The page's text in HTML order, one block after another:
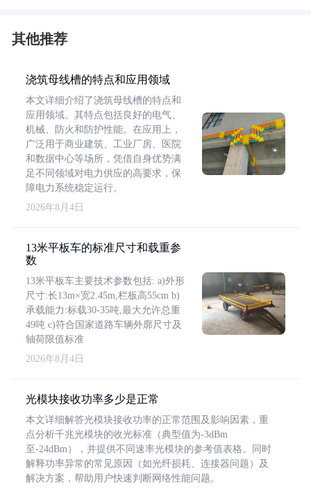
其他推荐
浇筑母线槽的特点和应用领域
本文详细介绍了浇筑母线槽的特点和
应用领域。其特点包括良好的电气、
机械、防火和防护性能。在应用上，
广泛用于商业建筑、工业厂房、医院
和数据中心等场所，凭借自身优势满
足不同领域对电力供应的高要求，保
障电力系统稳定运行。
2026年8月4日
13米平板车的标准尺寸和载重参
数
13米平板车主要技术参数包括: a)外形
尺寸:长13m×宽2.45m,栏板高55cm b)
承载能力:标载30-35吨,最大允许总重
49吨 c)符合国家道路车辆外廓尺寸及
轴荷限值标准
2026年8月4日
光模块接收功率多少是正常
本文详细解答光模块接收功率的正常范围及影响因素，重
点分析千兆光模块的收光标准（典型值为-3dBm
至-24dBm），并提供不同速率光模块的参考值表格。同时
解释功率异常的常见原因（如光纤损耗、连接器问题）及
解决方案，帮助用户快速判断网络性能问题。